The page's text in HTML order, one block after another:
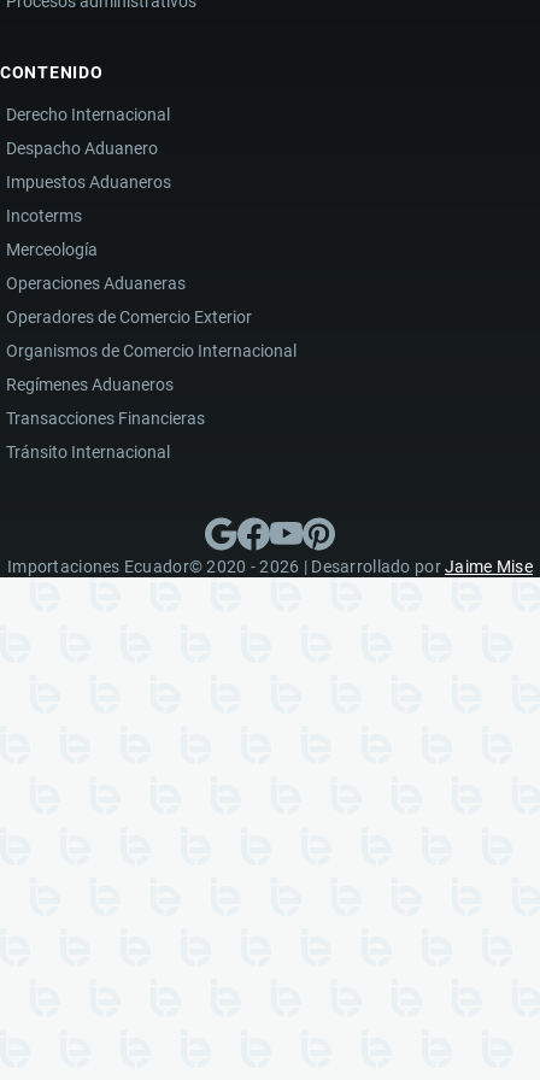
CONTENIDO
Derecho Internacional
Despacho Aduanero
Impuestos Aduaneros
Incoterms
Merceología
Operaciones Aduaneras
Operadores de Comercio Exterior
Organismos de Comercio Internacional
Regímenes Aduaneros
Transacciones Financieras
Tránsito Internacional
Importaciones Ecuador© 2020 - 2026 | Desarrollado porJaime Mise